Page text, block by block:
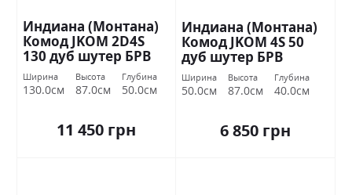
Индиана (Монтана)
Комод JKOM 2D4S
130 дуб шутер БРВ
Украина
Ширина
130.0см
Высота
87.0см
Глубина
50.0см
11 450 грн
Индиана (Монтана)
Комод JKOM 4S 50
дуб шутер БРВ
Украина
Ширина
50.0см
Высота
87.0см
Глубина
40.0см
6 850 грн